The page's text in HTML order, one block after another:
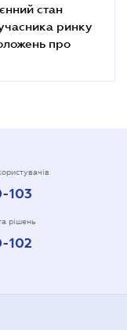
стан
ринку
про
103
рішень
102